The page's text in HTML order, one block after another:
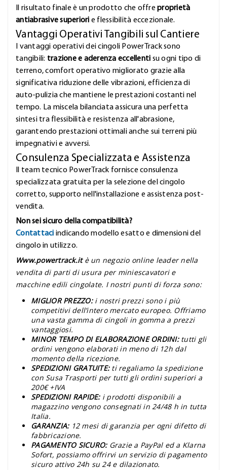
Il risultato finale è un prodotto che offreproprietà
antiabrasive superiori e flessibilità eccezionale.
Vantaggi Operativi Tangibili sul Cantiere
I vantaggi operativi dei cingoli PowerTrack sono
tangibili: trazione e aderenza eccellenti su ogni tipo di
terreno, comfort operativo migliorato grazie alla
significativa riduzione delle vibrazioni, efficienza di
auto-pulizia che mantiene le prestazioni costanti nel
tempo. La miscela bilanciata assicura una perfetta
sintesi tra flessibilità e resistenza all'abrasione,
garantendo prestazioni ottimali anche sui terreni più
impegnativi e avversi.
Consulenza Specializzata e Assistenza
Il team tecnico PowerTrack fornisce consulenza
specializzata gratuita per la selezione del cingolo
corretto, supporto nell'installazione e assistenza post-
vendita.
Non sei sicuro della compatibilità?
Contattaci indicando modello esatto e dimensioni del
cingolo in utilizzo.
Www.powertrack.it è un negozio online leader nella
vendita di parti di usura per miniescavatori e
macchine edili cingolate. I nostri punti di forza sono:
MIGLIOR PREZZO: i nostri prezzi sono i più
competitivi dell’intero mercato europeo. Offriamo
una vasta gamma di cingoli in gomma a prezzi
vantaggiosi.
MINOR TEMPO DI ELABORAZIONE ORDINI: tutti gli
ordini vengono elaborati in meno di 12h dal
momento della ricezione.
SPEDIZIONI GRATUITE: ti regaliamo la spedizione
con Susa Trasporti per tutti gli ordini superiori a
200€ +IVA
SPEDIZIONI RAPIDE: i prodotti disponibili a
magazzino vengono consegnati in 24/48 h in tutta
Italia.
GARANZIA: 12 mesi di garanzia per ogni difetto di
fabbricazione.
PAGAMENTO SICURO: Grazie a PayPal ed a Klarna
Sofort, possiamo offrirvi un servizio di pagamento
sicuro attivo 24h su 24 e dilazionato.